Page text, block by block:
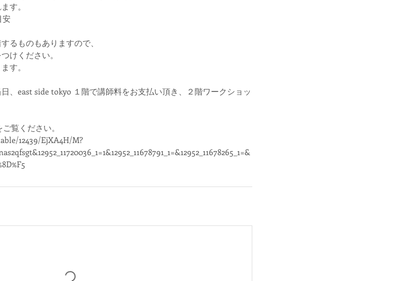
す。
安
るものもありますので、
けください。
す。
、east side tokyo １階で講師料をお支払い頂き、２階ワークショッ
覧ください。
12439/EjXA4H/M?